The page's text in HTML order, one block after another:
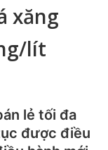
xăng
lít
lẻ tối đa
được điều